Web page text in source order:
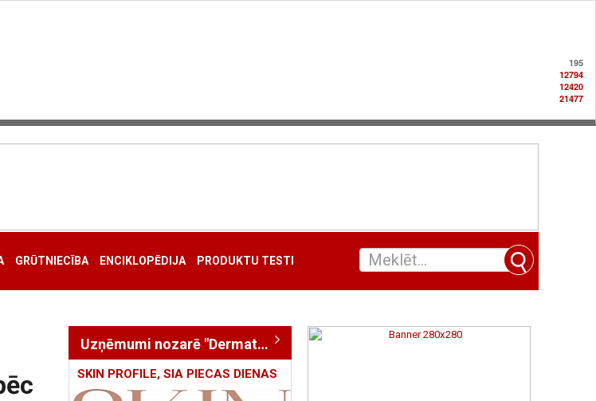
195
12794
12420
21477
GRŪTNIECĪBA ENCIKLOPĒDIJA PRODUKTU TESTI
Uzņēmumi nozarē "Dermatoloģija, veneroloģija / ādas veselība"
SKIN PROFILE, SIA PIECAS DIENAS